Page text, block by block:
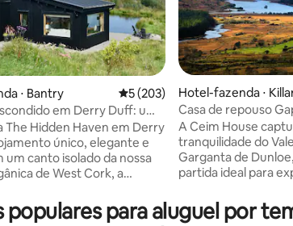
de 5, 398 avaliações
⋅ Bantry 5 de uma avaliação média de 5,
5 (203)
em Derry Duff: um
The Hidden Haven em Derry
único, elegante e
um canto isolado da nossa
de West Cork, a
esta boutique,
para receber
Hotel-fazenda ⋅
Casa de repouso Gap of
Co Kerry
A Ceim House
tranquilidade do
Garganta de
partida ideal para
Aninhado entre o
uma vista magnífica
para aluguel por